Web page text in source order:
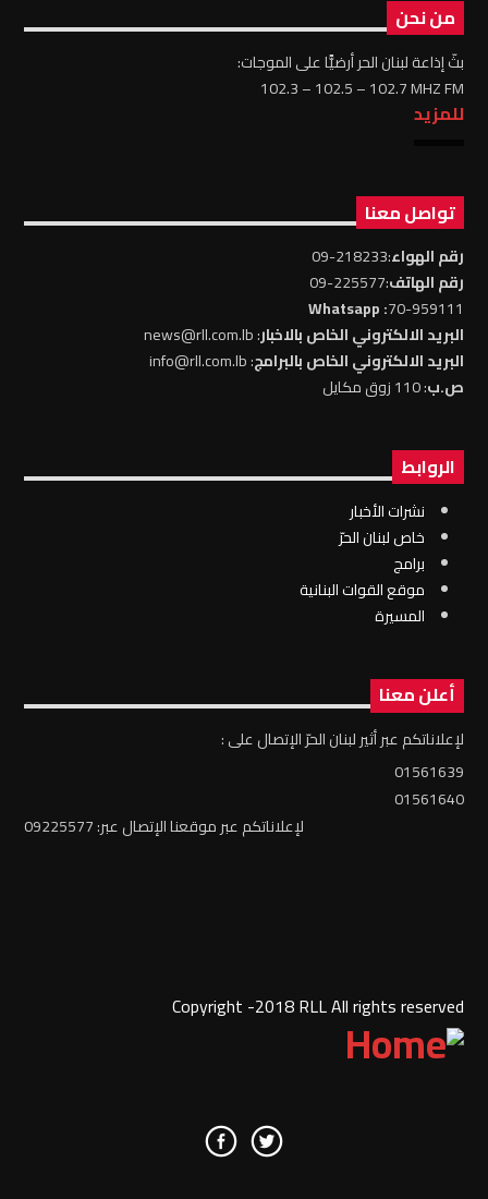
من نحن
بثّ إذاعة لبنان الحر أرضيًّا على الموجات:
102.3 – 102.5 – 102.7 MHZ FM
للمزيد
تواصل معنا
رقم الهواء:218233-09
رقم الهاتف:225577-09
70-959111
: Whatsapp
البريد الالكتروني الخاص بالاخبار: news@rll.com.lb
البريد الالكتروني الخاص بالبرامج: info@rll.com.lb
ص.ب: 110 زوق مكايل
الروابط
نشرات الأخبار
خاص لبنان الحرّ
برامج
موقع القوات البنانية
المسيرة
أعلن معنا
لإعلاناتكم عبر أثير لبنان الحرّ الإتصال على :
01561639
01561640
لإعلاناتكم عبر موقعنا الإتصال عبر: 09225577
Copyright -2018 RLL All rights reserved